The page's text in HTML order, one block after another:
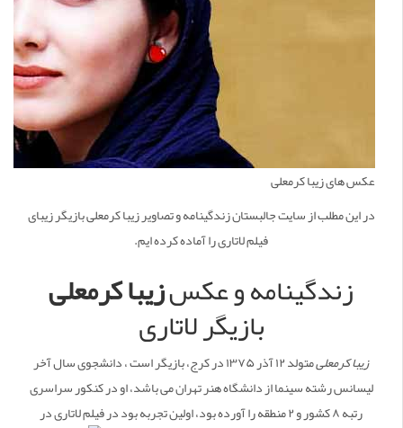
عکس های زیبا کرمعلی
در این مطلب از سایت جالبستان زندگینامه و تصاویر زیبا کرمعلی بازیگر زیبای
فیلم لاتاری را آماده کرده ایم.
زندگینامه و عکسزیبا کرمعلی
بازیگر لاتاری
زیبا کرمعلی
متولد ۱۲ آذر ۱۳۷۵ در کرج، بازیگر است ، دانشجوی سال آخر
لیسانس رشته سینما از دانشگاه هنر تهران می باشد، او در کنکور سراسری
رتبه ۸ کشور و ۲ منطقه را آورده بود، اولین تجربه بود در فیلم لاتاری در